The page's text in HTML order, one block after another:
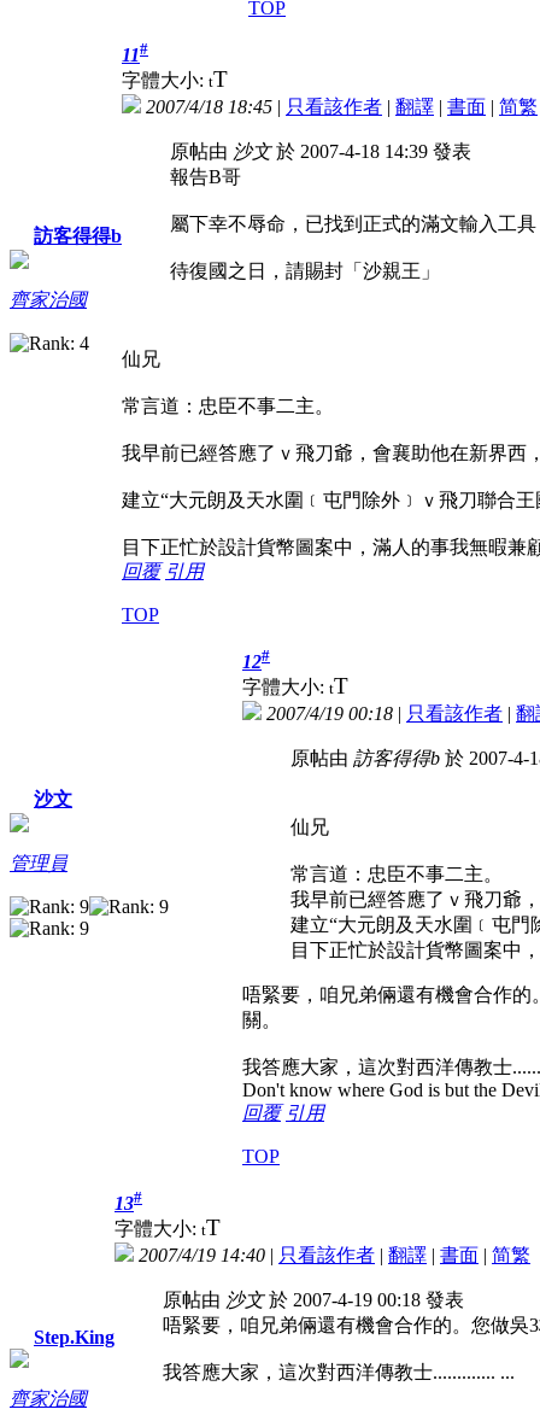
TOP
訪客得得b
齊家治國
11#
字體大小: tT
2007/4/18 18:45 | 只看該作者 | 翻譯 | 書面 | 简繁
原帖由 沙文於 2007-4-18 14:39 發表
報告B哥
屬下幸不辱命，已找到正式的滿文輸入工具
待復國之日，請賜封「沙親王」
仙兄
常言道：忠臣不事二主。
我早前已經答應了ｖ飛刀爺，會襄助他在新界西
建立“大元朗及天水圍﹝屯門除外﹞ｖ飛刀聯合王
目下正忙於設計貨幣圖案中，滿人的事我無暇兼
回覆 引用
TOP
沙文
管理員
12#
字體大小: tT
2007/4/19 00:18 | 只看該作者 | 翻
原帖由 訪客得得b 於 2007-4-
仙兄
常言道：忠臣不事二主。
我早前已經答應了ｖ飛刀爺
建立“大元朗及天水圍﹝屯門
目下正忙於設計貨幣圖案中
唔緊要，咱兄弟倆還有機會合作
關。
我答應大家，這次對西洋傳教士
Don't know where God is but the
回覆 引用
TOP
Step.King
齊家治國
13#
字體大小: tT
2007/4/19 14:40 | 只看該作者 | 翻譯 | 書面 | 简繁
原帖由 沙文於 2007-4-19 00:18 發表
唔緊要，咱兄弟倆還有機會合作的。您做
我答應大家，這次對西洋傳教士............. ...